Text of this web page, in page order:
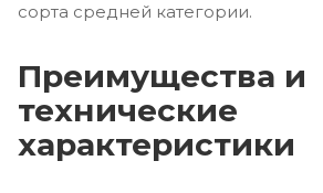
сорта средней категории.
Преимущества и
технические
характеристики